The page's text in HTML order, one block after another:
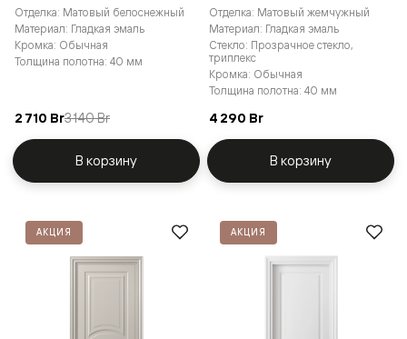
Отделка: Матовый белоснежный
Материал: Гладкая эмаль
Кромка: Обычная
Толщина полотна: 40 мм
2 710 Br3 140 Br
В корзину
Отделка: Матовый жемчужный
Материал: Гладкая эмаль
Стекло: Прозрачное стекло,
триплекс
Кромка: Обычная
Толщина полотна: 40 мм
4 290 Br
В корзину
АКЦИЯ АКЦИЯ